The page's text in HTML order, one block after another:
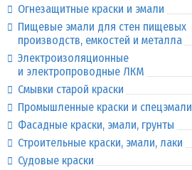
Огнезащитные краски и эмали
Пищевые эмали для стен пищевых
производств, емкостей и металла
Электроизоляционные
и электропроводные ЛКМ
Смывки старой краски
Промышленные краски и спецэмали
Фасадные краски, эмали, грунты
Строительные краски, эмали, лаки
Судовые краски